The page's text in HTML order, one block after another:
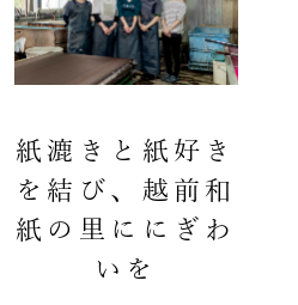
紙漉きと紙好き
を結び、越前和
紙の里ににぎわ
いを